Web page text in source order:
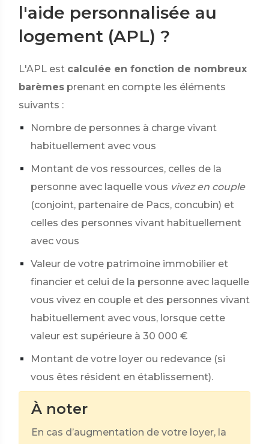
l'aide personnalisée au
logement (APL) ?
L'APL est calculée en fonction de nombreux
barèmes prenant en compte les éléments
suivants :
Nombre de personnes à charge vivant
habituellement avec vous
Montant de vos ressources, celles de la
personne avec laquelle vous vivez en couple
(conjoint, partenaire de Pacs, concubin) et
celles des personnes vivant habituellement
avec vous
Valeur de votre patrimoine immobilier et
financier et celui de la personne avec laquelle
vous vivez en couple et des personnes vivant
habituellement avec vous, lorsque cette
valeur est supérieure à 30 000 €
Montant de votre loyer ou redevance (si
vous êtes résident en établissement).
À noter
En cas d’augmentation de votre loyer, la